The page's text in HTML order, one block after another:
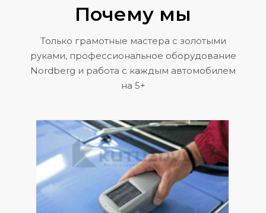
Почему мы
Только грамотные мастера с золотыми
руками, профессиональное оборудование
Nordberg и работа с каждым автомобилем
на 5+